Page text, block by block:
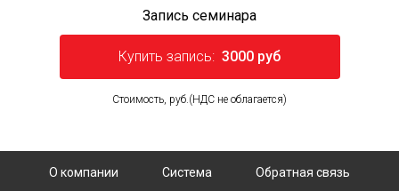
Запись семинара
Купить запись: 3000 руб
Стоимость, руб.(НДС не облагается)
О компании Система Обратная связь